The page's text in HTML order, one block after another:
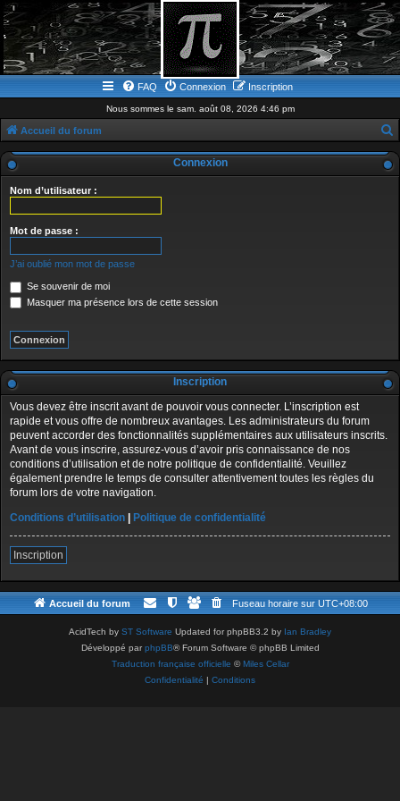
FAQ Connexion Inscription
Nous sommes le sam. août 08, 2026 4:46 pm
Accueil du forum
e
Connexion
Nom d’utilisateur :
Mot de passe :
J’ai oublié mon mot de passe
Se souvenir de moi
Masquer ma présence lors de cette session
Inscription
Vous devez être inscrit avant de pouvoir vous connecter. L’inscription est
rapide et vous offre de nombreux avantages. Les administrateurs du forum
peuvent accorder des fonctionnalités supplémentaires aux utilisateurs inscrits.
Avant de vous inscrire, assurez-vous d’avoir pris connaissance de nos
conditions d’utilisation et de notre politique de confidentialité. Veuillez
également prendre le temps de consulter attentivement toutes les règles du
forum lors de votre navigation.
Conditions d’utilisation
Politique de confidentialité
Inscription
Accueil du forum Fuseau horaire sur UTC+08:00
AcidTech by ST Software Updated for phpBB3.2 by Ian Bradley
Développé parphpBB® Forum Software © phpBB Limited
Traduction française officielle ©Miles Cellar
Confidentialité | Conditions